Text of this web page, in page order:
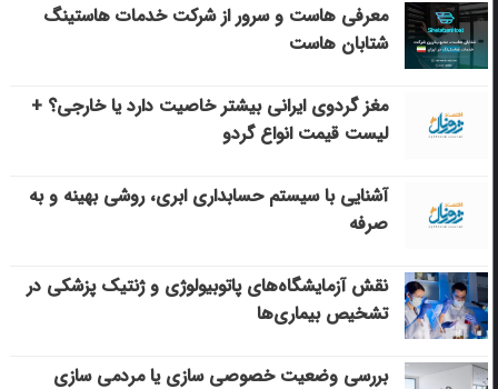
معرفی هاست و سرور از شرکت خدمات هاستینگ
شتابان هاست
مغز گردوی ایرانی بیشتر خاصیت دارد یا خارجی؟ +
لیست قیمت انواع گردو
آشنایی با سیستم حسابداری ابری، روشی بهینه و به
صرفه
نقش آزمایشگاه‌های پاتوبیولوژی و ژنتیک پزشکی در
تشخیص بیماری‌ها
بررسی وضعیت خصوصی سازی یا مردمی سازی